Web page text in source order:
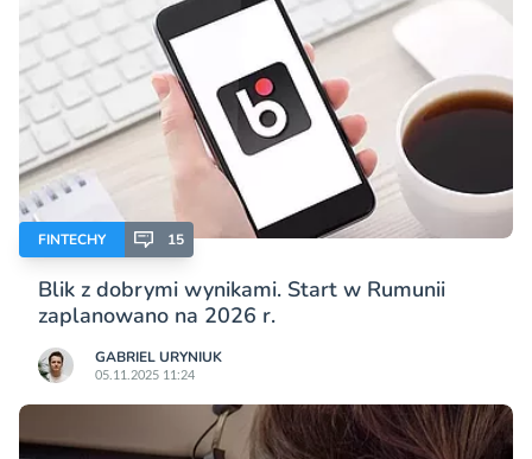
FINTECHY 15
Blik z dobrymi wynikami. Start w Rumunii
zaplanowano na 2026 r.
GABRIEL URYNIUK
05.11.2025 11:24